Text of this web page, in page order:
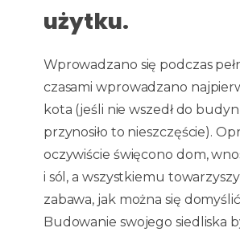
użytku.
Wprowadzano się podczas
czasami wprowadzano
kota (jeśli nie wszedł do
przynosiło to nieszczęście).
oczywiście święcono dom,
i sól, a wszystkiemu
zabawa, jak można się
Budowanie swojego siedliska